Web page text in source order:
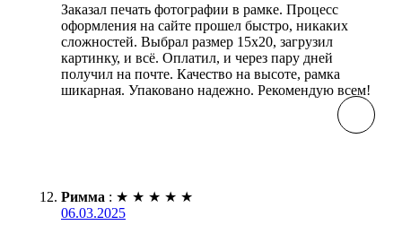
Заказал печать фотографии в рамке. Процесс
оформления на сайте прошел быстро, никаких
сложностей. Выбрал размер 15х20, загрузил
картинку, и всё. Оплатил, и через пару дней
получил на почте. Качество на высоте, рамка
шикарная. Упаковано надежно. Рекомендую всем!
Римма : ★ ★ ★ ★ ★
06.03.2025